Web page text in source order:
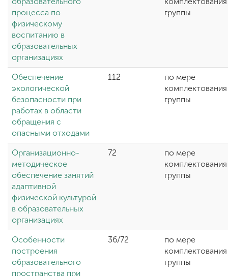
процесса по
физическому
воспитанию в
образовательных
организациях
группы
Обеспечение
экологической
безопасности при
работах в области
обращения с
опасными отходами
112
по мере
комплектования
группы
Организационно-
методическое
обеспечение занятий
адаптивной
физической культурой
в образовательных
организациях
72
по мере
комплектования
группы
Особенности
построения
образовательного
пространства при
36/72
по мере
комплектования
группы